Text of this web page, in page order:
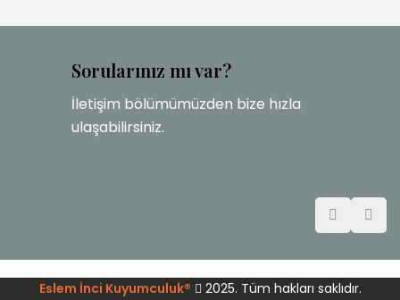
Sorularınız mı var?
İletişim bölümümüzden bize hızla
ulaşabilirsiniz.
Eslem İnci Kuyumculuk® 2025. Tüm hakları saklıdır.